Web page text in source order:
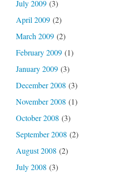
July 2009(3)
April 2009(2)
March 2009(2)
February 2009(1)
January 2009(3)
December 2008 (3)
November 2008 (1)
October 2008 (3)
September 2008 (2)
August 2008 (2)
July 2008 (3)